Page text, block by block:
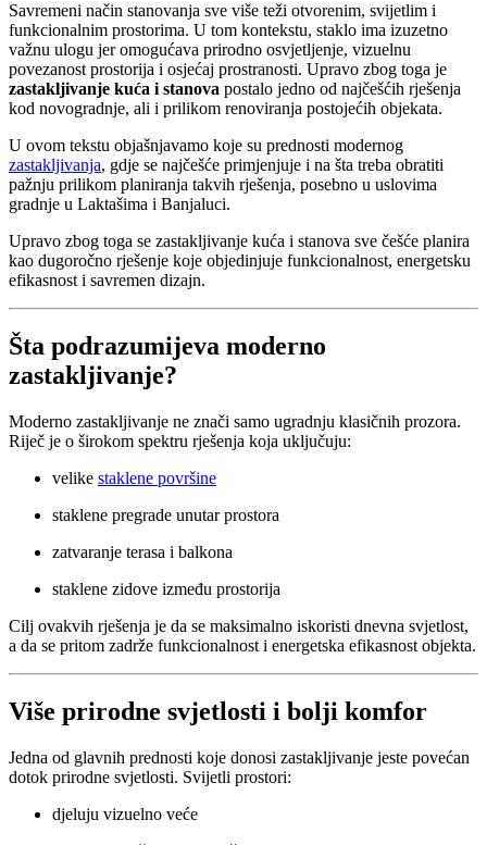
Savremeni način stanovanja sve više teži otvorenim, svijetlim i
funkcionalnim prostorima. U tom kontekstu, staklo ima izuzetno
važnu ulogu jer omogućava prirodno osvjetljenje, vizuelnu
povezanost prostorija i osjećaj prostranosti. Upravo zbog toga je
zastakljivanje kuća i stanova postalo jedno od najčešćih rješenja
kod novogradnje, ali i prilikom renoviranja postojećih objekata.
U ovom tekstu objašnjavamo koje su prednosti modernog
zastakljivanja, gdje se najčešće primjenjuje i na šta treba obratiti
pažnju prilikom planiranja takvih rješenja, posebno u uslovima
gradnje u Laktašima i Banjaluci.
Upravo zbog toga se zastakljivanje kuća i stanova sve češće planira
kao dugoročno rješenje koje objedinjuje funkcionalnost, energetsku
efikasnost i savremen dizajn.
Šta podrazumijeva moderno
zastakljivanje?
Moderno zastakljivanje ne znači samo ugradnju klasičnih prozora.
Riječ je o širokom spektru rješenja koja uključuju:
velike staklene površine
staklene pregrade unutar prostora
zatvaranje terasa i balkona
staklene zidove između prostorija
Cilj ovakvih rješenja je da se maksimalno iskoristi dnevna svjetlost,
a da se pritom zadrže funkcionalnost i energetska efikasnost objekta.
Više prirodne svjetlosti i bolji komfor
Jedna od glavnih prednosti koje donosi zastakljivanje jeste povećan
dotok prirodne svjetlosti. Svijetli prostori:
djeluju vizuelno veće